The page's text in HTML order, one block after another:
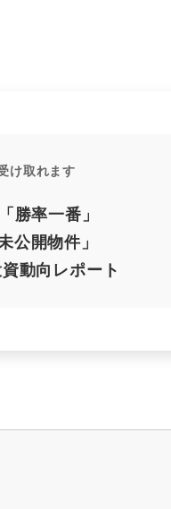
け取れます
勝率一番」
公開物件」
動向レポート